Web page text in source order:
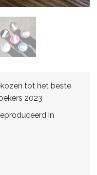
tot het beste
2023
in